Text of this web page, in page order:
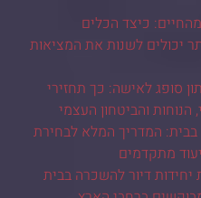
כיצד הכלים
יכולים לשנות את המציאות
סופג לאישה: כך תחזירי
והביטחון העצמי
המדריך המלא לבחירת
מתקדמים
דיור להשכרה בבית